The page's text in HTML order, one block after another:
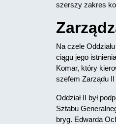
szerszy zakres
Na czele
ciągu jego
Komar, który
szefem Zarządu II
Oddział II był
Sztabu
bryg. Edwarda